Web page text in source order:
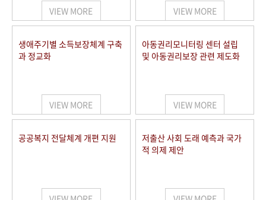
VIEW MORE VIEW MORE
생애주기별 소득보장체계 구축
과 정교화
VIEW MORE
아동권리모니터링 센터 설립
및 아동권리보장 관련 제도화
VIEW MORE
공공복지 전달체계 개편 지원
저출산 사회 도래 예측과 국가
적 의제 제안